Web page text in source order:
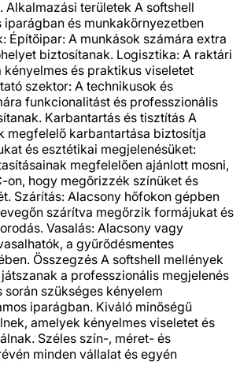
Alkalmazási területek A softshell
iparágban és munkakörnyezetben
Építőipar: A munkások számára extra
biztosítanak. Logisztika: A raktári
és praktikus viseletet
szektor: A technikusok és
funkcionalitást és professzionális
Karbantartás és tisztítás A
megfelelő karbantartása biztosítja
és esztétikai megjelenésüket:
megfelelően ajánlott mosni,
on, hogy megőrizzék színüket és
Szárítás: Alacsony hőfokon gépben
szárítva megőrzik formájukat és
Vasalás: Alacsony vagy
a gyűrődésmentes
Összegzés A softshell mellények
a professzionális megjelenés
során szükséges kényelem
iparágban. Kiváló minőségű
amelyek kényelmes viseletet és
Széles szín-, méret- és
minden vállalat és egyén